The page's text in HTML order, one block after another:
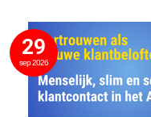
29
sep 2026